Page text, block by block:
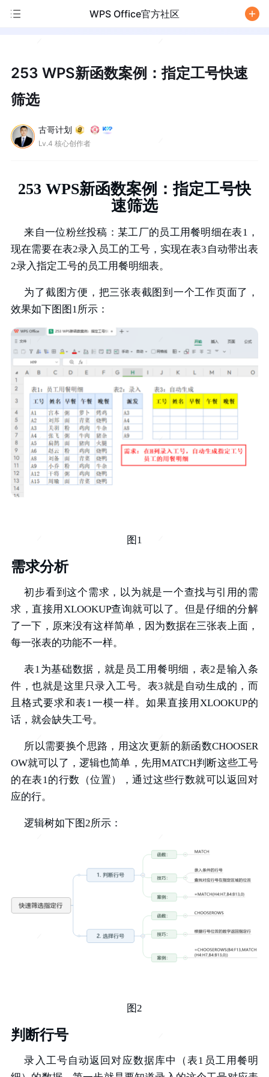
WPS Office官方社区
253 WPS新函数案例：指定工号快速
筛选
古哥计划
Lv.4 核心创作者
253 WPS新函数案例：指定工号快
速筛选
来自一位粉丝投稿：某工厂的员工用餐明细在表1，
现在需要在表2录入员工的工号，实现在表3自动带出表
2录入指定工号的员工用餐明细表。
为了截图方便，把三张表截图到一个工作页面了，
效果如下图图1所示：
图1
需求分析
初步看到这个需求，以为就是一个查找与引用的需
求，直接用XLOOKUP查询就可以了。但是仔细的分解
了一下，原来没有这样简单，因为数据在三张表上面，
每一张表的功能不一样。
表1为基础数据，就是员工用餐明细，表2是输入条
件，也就是这里只录入工号。表3就是自动生成的，而
且格式要求和表1一模一样。如果直接用XLOOKUP的
话，就会缺失工号。
所以需要换个思路，用这次更新的新函数CHOOSER
OW就可以了，逻辑也简单，先用MATCH判断这些工号
的在表1的行数（位置），通过这些行数就可以返回对
应的行。
逻辑树如下图2所示：
图2
判断行号
录入工号自动返回对应数据库中（表1员工用餐明